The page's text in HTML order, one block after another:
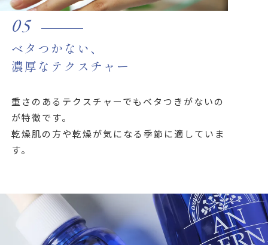
05
ベタつかない、
濃厚なテクスチャー
重さのあるテクスチャーでもベタつきがないの
が特徴です。
乾燥肌の方や乾燥が気になる季節に適していま
す。